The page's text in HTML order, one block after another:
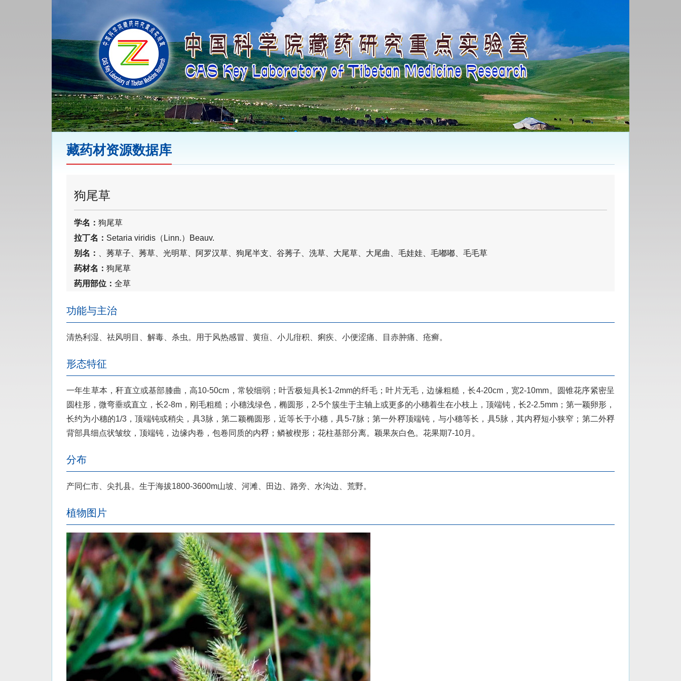
藏药材资源数据库
狗尾草
学名： 狗尾草
拉丁名： Setaria viridis（Linn.）Beauv.
别名：
、莠草子、莠草、光明草、阿罗汉草、狗尾半支、谷莠子、洗草、大尾草、大尾曲、毛娃娃、毛嘟嘟、毛毛草
药材名： 狗尾草
药用部位： 全草
功能与主治
清热利湿、祛风明目、解毒、杀虫。用于风热感冒、黄疸、小儿疳积、痢疾、小便涩痛、目赤肿痛、疮癣。
形态特征
一年生草本，秆直立或基部膝曲，高10-50cm，常较细弱；叶舌极短具长1-2mm的纤毛；叶片无毛，边缘粗糙，长4-20cm，宽2-10mm。圆锥花序紧密呈
圆柱形，微弯垂或直立，长2-8m，刚毛粗糙；小穗浅绿色，椭圆形，2-5个簇生于主轴上或更多的小穗着生在小枝上，顶端钝，长2-2.5mm；第一颖卵形，
长约为小穗的1/3，顶端钝或稍尖，具3脉，第二颖椭圆形，近等长于小穗，具5-7脉；第一外稃顶端钝，与小穗等长，具5脉，其内稃短小狭窄；第二外稃
背部具细点状皱纹，顶端钝，边缘内卷，包卷同质的内稃；鳞被楔形；花柱基部分离。颖果灰白色。花果期7-10月。
分布
产同仁市、尖扎县。生于海拔1800-3600m山坡、河滩、田边、路旁、水沟边、荒野。
植物图片